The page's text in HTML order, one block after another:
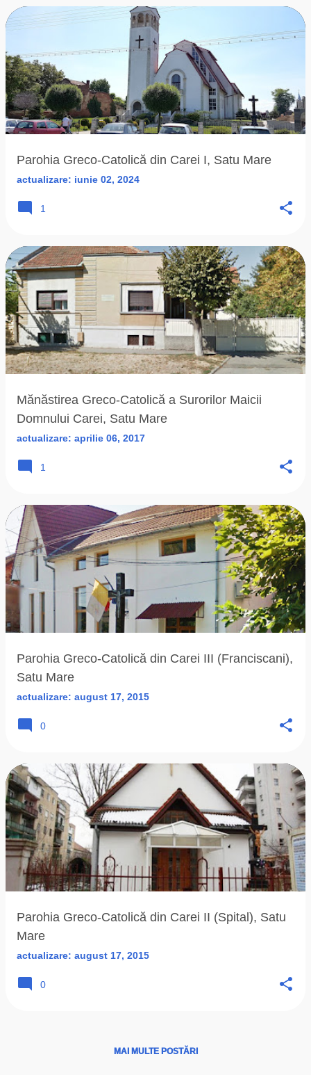
Parohia Greco-Catolică din Carei I, Satu Mare
actualizare: iunie 02, 2024
1
Mănăstirea Greco-Catolică a Surorilor Maicii
Domnului Carei, Satu Mare
actualizare: aprilie 06, 2017
1
Parohia Greco-Catolică din Carei III (Franciscani),
Satu Mare
actualizare: august 17, 2015
0
Parohia Greco-Catolică din Carei II (Spital), Satu
Mare
actualizare: august 17, 2015
0
MAI MULTE POSTĂRI